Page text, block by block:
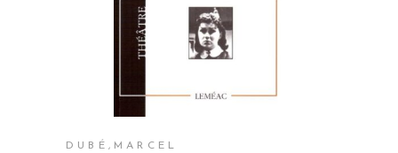
DUBÉ,MARCEL